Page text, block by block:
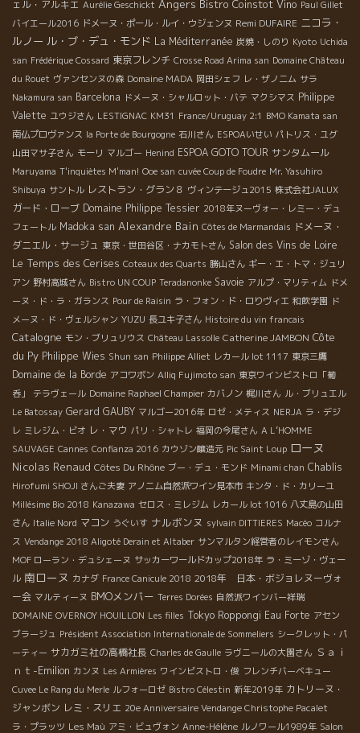
ェル・アルキエ Aurélie Geschickt Angers Bistro Coinstot Vino Paul Gillet
バイエール2016 ドメーヌ・ポール・ルイ・ウジェンヌ Remi DUFAIRE ニコラ・
ルノー ル・ブ・デュ・モンド La Méditerranée 炭焼・しのり Kyoto Uchida
san Frédérique Cossard 東京フレンチ Crosse Road Arima san Domaine Château
du Rouet ヴァンセンヌの森 Domaine MADA 岡田シェフ レ・ザノ二ム サラ
Nakamura san Barcelona ドメーヌ・シャルロット・バテ マクシマス Philippe
Valette ユウジさん LESTIGNAC KM31 France/Uruguay 2:1 BMO Kamata san
南仏プロヴァンス la Porte de Bourgogne 石川さん ESPOAいせい パトリス・ユグ
山田マサ子さん モーリ マルゴー Henind ESPOA GOTO TOUR サンタムール
Maruyama T'inquiètes M'man! Ooe san cuvée Coup de Foudre Mr. Yasuhiro
Shibuya サントル レストラン・グラン８ ヴィンテージュ2015 株式会社JALUX
ガード・ローブ Domaine Philippe Tessier 2018年ヌーヴォー・レミー・デュ
フェートル Madoka san Alexandre Bain Côtes de Marmandais ドメーヌ・
ダニエル・サージュ 東京・世田谷区・ナカモトさん Salon des Vins de Loire
Le Temps des Cerises Coteaux des Quarts 勝山さん ギー・エ・トマ・ジュリ
アン 野村高城さん Bistro UN COUP Teradanonke Savoie アルプ・マリティム ドメ
ーヌ・ド・ラ・ガランス Pour de Raisin ラ・フォン・ド・ロりヴィエ 和飲学園 ド
メーヌ・ド・ヴェルシャン YUZU 長ユキ子さん Histoire du vin francais
Catalogne モン・ブリュリウス Château Lassolle Catherine JAMBON Côte
du Py Philippe Wies Shun san Philippe Alliet レカール lot 1117 東京三鷹
Domaine de la Borde アコワボン Alliq Fujimoto san 東京ワインビストロ「葡
呑」
テラヴェール Domaine Raphael Champier カバノン 梶川さん ル・ブリュエル
Le Batossay Gerard GAUBY マルゴー2016年 ロゼ・メティス NERJA ラ・デジ
レ ミレジム・ビオ レ・マウ パリ・シャトレ 福岡の今尾さん A L’HOMME
SAUVAGE Cannes Confianza 2016 カウゾン醸造元 Pic Saint Loup ローヌ
Nicolas Renaud Côtes Du Rhône ブー・デュ・モンド Minami chan Chablis
Hirofumi SHOJI さんご夫妻 アノニム自然派ワイン見本市 キンタ・ド・カリーユ
Millésime Bio 2018 Kanazawa セロス・ミレジム レカール lot 1016 八丈島の山田
さん Italie Nord マコン うぐいす ナルボンヌ sylvain DITTIERES Macéo コルナ
ス Vendange 2018 Aligoté Derain et Altaber サンマルタン経営者のレイモンさん
MOF ローラン・デュシェーヌ サッカーワールドカップ2018年 ラ・ミーゾ・ヴェー
ル 南ローヌ カナダ France Canicule 2018 2018年 日本・ボジョレヌーヴォ
ー会 マルティーヌ BMOメンバー Terres Dorées 自然派ワインバー祥瑞
DOMAINE OVERNOY HOUILLON Les filles Tokyo Roppongi Eau Forte アセン
ブラージュ Président Association Internationale de Sommeliers シークレット・パ
ーティー サカガミ社の高橋社長 Charles de Gaulle ラヴニールの大園さん Ｓａｉ
ｎｔ-Emilion カンヌ Les Armières ワインビストロ・俊 フレンチバーベキュー
Cuvee Le Rang du Merle ルフォーロゼ Bistro Célestin 新年2019年 カトリーヌ・
ジャンボン レミ・スリエ 20e Anniversaire Vendange Christophe Pacalet
ラ・プラッツ Les Maù アミ・ビュヴォン Anne-Hélène ルノワール1989年 Salon